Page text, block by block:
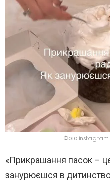
Фото
«Прикрашання пасок –
занурюєшся в